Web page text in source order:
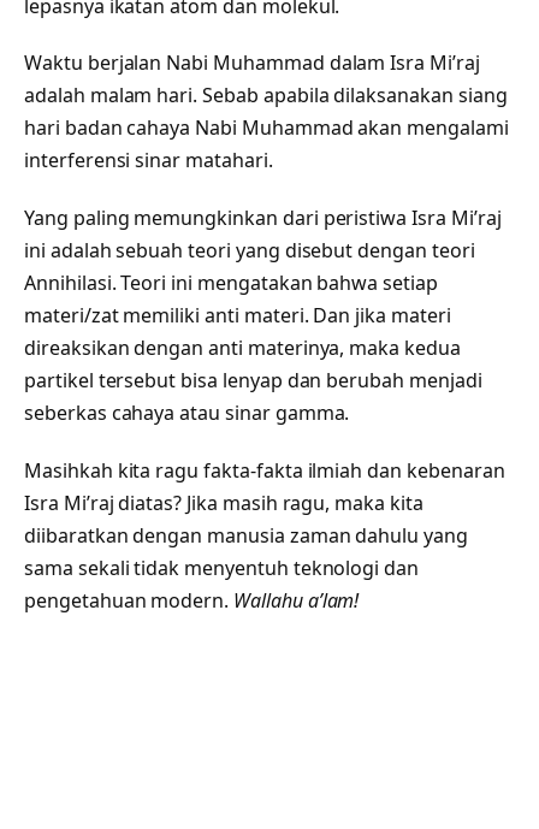
lepasnya ikatan atom dan molekul.
Waktu berjalan Nabi Muhammad dalam Isra Mi’raj
adalah malam hari. Sebab apabila dilaksanakan siang
hari badan cahaya Nabi Muhammad akan mengalami
interferensi sinar matahari.
Yang paling memungkinkan dari peristiwa Isra Mi’raj
ini adalah sebuah teori yang disebut dengan teori
Annihilasi. Teori ini mengatakan bahwa setiap
materi/zat memiliki anti materi. Dan jika materi
direaksikan dengan anti materinya, maka kedua
partikel tersebut bisa lenyap dan berubah menjadi
seberkas cahaya atau sinar gamma.
Masihkah kita ragu fakta-fakta ilmiah dan kebenaran
Isra Mi’raj diatas? Jika masih ragu, maka kita
diibaratkan dengan manusia zaman dahulu yang
sama sekali tidak menyentuh teknologi dan
pengetahuan modern. Wallahu a’lam!